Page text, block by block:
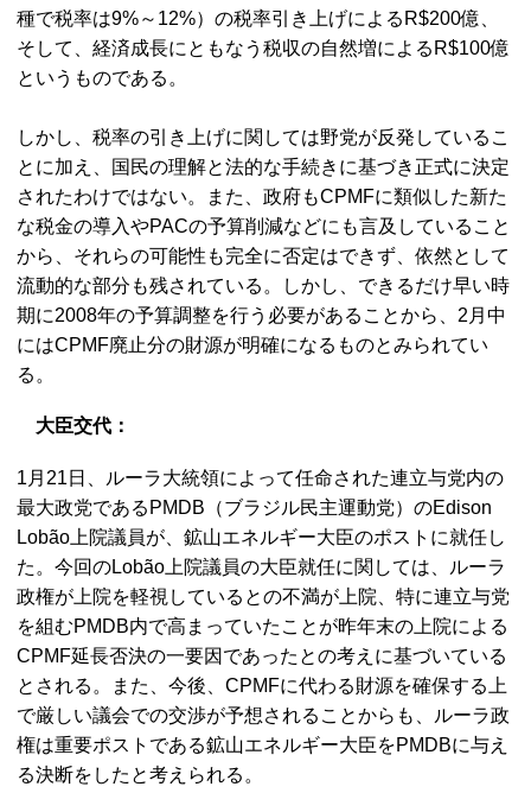
種で税率は9%～12%）の税率引き上げによるR$200億、
そして、経済成長にともなう税収の自然増によるR$100億
というものである。
しかし、税率の引き上げに関しては野党が反発しているこ
とに加え、国民の理解と法的な手続きに基づき正式に決定
されたわけではない。また、政府もCPMFに類似した新た
な税金の導入やPACの予算削減などにも言及していること
から、それらの可能性も完全に否定はできず、依然として
流動的な部分も残されている。しかし、できるだけ早い時
期に2008年の予算調整を行う必要があることから、2月中
にはCPMF廃止分の財源が明確になるものとみられてい
る。
大臣交代：
1月21日、ルーラ大統領によって任命された連立与党内の
最大政党であるPMDB（ブラジル民主運動党）のEdison
Lobão上院議員が、鉱山エネルギー大臣のポストに就任し
た。今回のLobão上院議員の大臣就任に関しては、ルーラ
政権が上院を軽視しているとの不満が上院、特に連立与党
を組むPMDB内で高まっていたことが昨年末の上院による
CPMF延長否決の一要因であったとの考えに基づいている
とされる。また、今後、CPMFに代わる財源を確保する上
で厳しい議会での交渉が予想されることからも、ルーラ政
権は重要ポストである鉱山エネルギー大臣をPMDBに与え
る決断をしたと考えられる。